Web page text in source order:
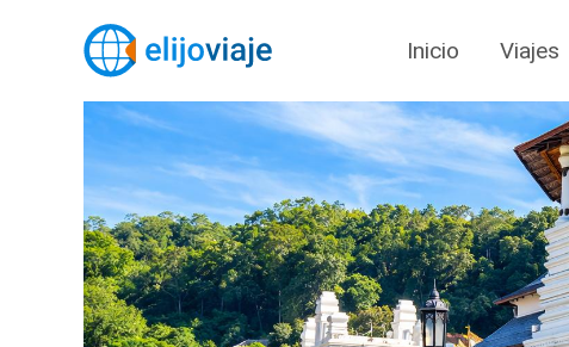
Inicio Viajes